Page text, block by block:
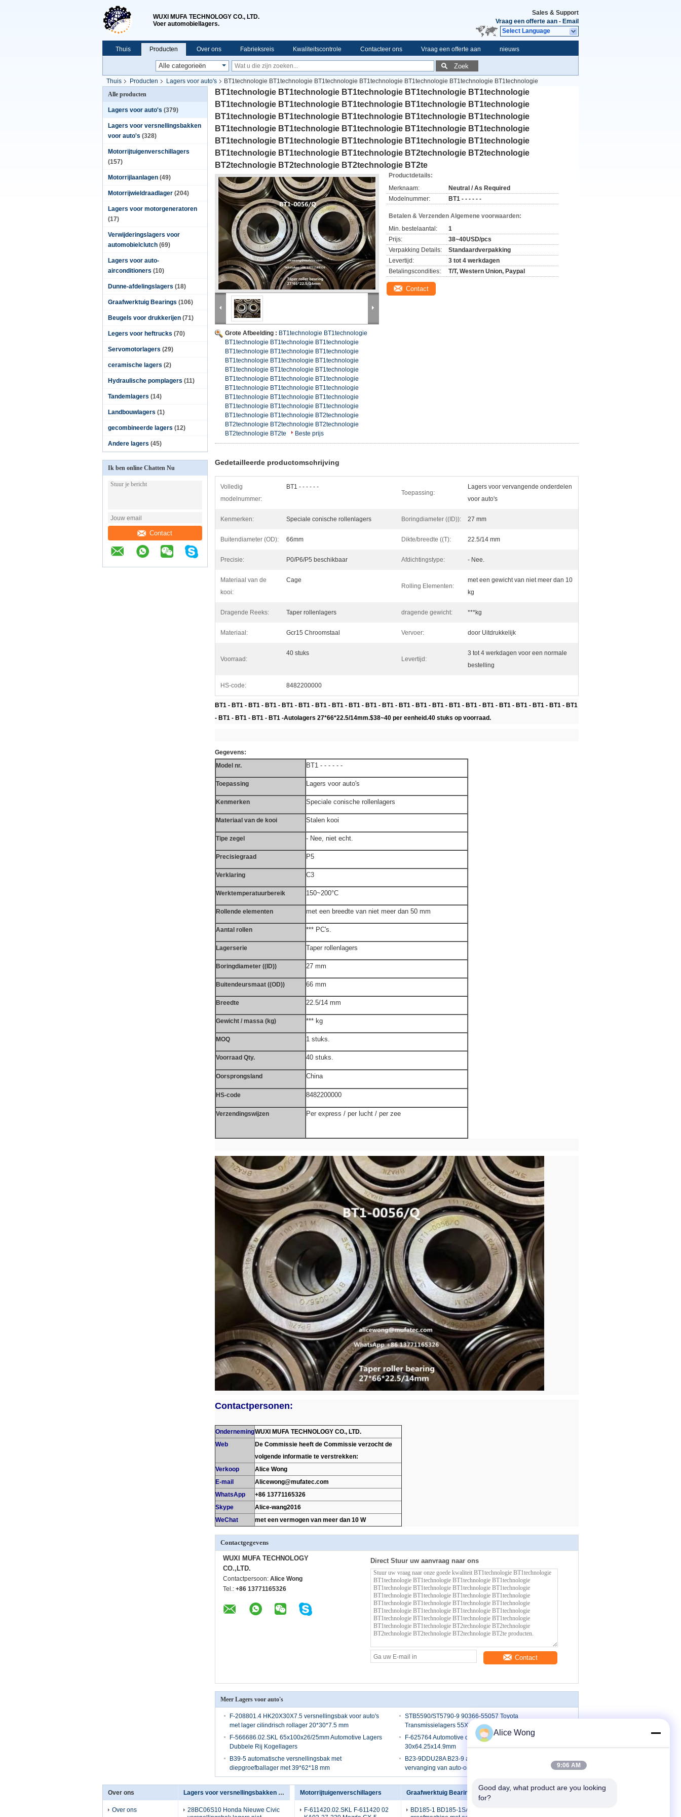
WUXI MUFA TECHNOLOGY CO., LTD.
Voer automobiellagers.
Sales & Support
Vraag een offerte aan - Email
Select Language
Thuis Producten Over ons Fabrieksreis Kwaliteitscontrole Contacteer ons Vraag een offerte aan nieuws
Zoek
Thuis Producten Lagers voor auto's
BT1technologie BT1technologie BT1technologie BT1technologie BT1technologie BT1technologie BT1technologie
BT1technologie BT1technologie BT1technologie BT1technologie BT1technologie BT1technologie BT1technologie BT1technologie BT1technologie BT1technologie
BT1technologie BT1technologie BT1technologie BT1technologie BT1technologie BT1technologie BT1technologie BT1technologie BT1technologie BT1technologie
BT1technologie BT2technologie BT2technologie BT2technologie BT2technologie BT2technologie BT2te
Alle producten
Lagers voor auto's (379)
Lagers voor versnellingsbakken
voor auto's (328)
Motorrijtuigenverschillagers
(157)
Motorrijlaanlagen (49)
Motorrijwieldraadlager (204)
Lagers voor motorgeneratoren
(17)
Verwijderingslagers voor
automobielclutch (69)
Lagers voor auto-
airconditioners (10)
Dunne-afdelingslagers (18)
Graafwerktuig Bearings (106)
Beugels voor drukkerijen (71)
Legers voor heftrucks (70)
Servomotorlagers (29)
ceramische lagers (2)
Hydraulische pomplagers (11)
Tandemlagers (14)
Landbouwlagers (1)
gecombineerde lagers (12)
Andere lagers (45)
Ik ben online Chatten Nu
Contact
BT1technologie BT1technologie BT1technologie BT1technologie BT1technologie
BT1technologie BT1technologie BT1technologie BT1technologie BT1technologie
BT1technologie BT1technologie BT1technologie BT1technologie BT1technologie
BT1technologie BT1technologie BT1technologie BT1technologie BT1technologie
BT1technologie BT1technologie BT1technologie BT1technologie BT1technologie
BT1technologie BT1technologie BT1technologie BT2technologie BT2technologie
BT2technologie BT2technologie BT2technologie BT2te
Grote Afbeelding : BT1technologie BT1technologie
BT1technologie BT1technologie BT1technologie
BT1technologie BT1technologie BT1technologie
BT1technologie BT1technologie BT1technologie
BT1technologie BT1technologie BT1technologie
BT1technologie BT1technologie BT1technologie
BT1technologie BT1technologie BT1technologie
BT1technologie BT1technologie BT1technologie
BT1technologie BT1technologie BT1technologie
BT1technologie BT1technologie BT2technologie
BT2technologie BT2technologie BT2technologie
BT2technologie BT2te
Beste prijs
Productdetails:
Merknaam:
Neutral / As Required
Modelnummer:
BT1 - - - - - -
Betalen & Verzenden Algemene voorwaarden:
Min. bestelaantal:
1
Prijs:
38~40USD/pcs
Verpakking Details:
Standaardverpakking
Levertijd:
3 tot 4 werkdagen
Betalingscondities:
T/T, Western Union, Paypal
Contact
Gedetailleerde productomschrijving
Volledig
modelnummer:
BT1 - - - - - -
Toepassing:
Lagers voor vervangende onderdelen
voor auto's
Kenmerken: Speciale conische rollenlagers Boringdiameter ((ID)): 27 mm
Buitendiameter (OD): 66mm Dikte/breedte ((T): 22.5/14 mm
Precisie: P0/P6/P5 beschikbaar Afdichtingstype: - Nee.
Materiaal van de
kooi:
Cage
Rolling Elementen:
met een gewicht van niet meer dan 10
kg
Dragende Reeks: Taper rollenlagers dragende gewicht: ***kg
Materiaal: Gcr15 Chroomstaal Vervoer: door Uitdrukkelijk
Voorraad:
40 stuks
Levertijd:
3 tot 4 werkdagen voor een normale
bestelling
HS-code: 8482200000
BT1 - BT1 - BT1 - BT1 - BT1 - BT1 - BT1 - BT1 - BT1 - BT1 - BT1 - BT1 - BT1 - BT1 - BT1 - BT1 - BT1 - BT1 - BT1 - BT1 - BT1 - BT1
- BT1 - BT1 - BT1 - BT1 -Autolagers 27*66*22.5/14mm.$38~40 per eenheid.40 stuks op voorraad.
Gegevens:
Model nr.
BT1 - - - - - -
Toepassing Lagers voor auto's
Kenmerken Speciale conische rollenlagers
Materiaal van de kooi Stalen kooi
Tipe zegel - Nee, niet echt.
Precisiegraad P5
Verklaring C3
Werktemperatuurbereik 150~200°C
Rollende elementen met een breedte van niet meer dan 50 mm
Aantal rollen *** PC's.
Lagerserie Taper rollenlagers
Boringdiameter ((ID)) 27 mm
Buitendeursmaat ((OD)) 66 mm
Breedte 22.5/14 mm
Gewicht / massa (kg) *** kg
MOQ 1 stuks.
Voorraad Qty. 40 stuks.
Oorsprongsland China
HS-code 8482200000
Verzendingswijzen Per express / per lucht / per zee
Contactpersonen:
OndernemingWUXI MUFA TECHNOLOGY CO., LTD.
Web
De Commissie heeft de Commissie verzocht de
volgende informatie te verstrekken:
Verkoop
Alice Wong
E-mail
Alicewong@mufatec.com
WhatsApp
+86 13771165326
Skype
Alice-wang2016
WeChat
met een vermogen van meer dan 10 W
Contactgegevens
WUXI MUFA TECHNOLOGY
CO.,LTD.
Contactpersoon: Alice Wong
Tel.: +86 13771165326
Direct Stuur uw aanvraag naar ons
Contact
Meer Lagers voor auto's
F-208801.4 HK20X30X7.5 versnellingsbak voor auto's
met lager cilindrisch rollager 20*30*7.5 mm
STB5590/ST5790-9 90366-55057 Toyota
Transmissielagers 55X90X23.5mm Inch Naaldlagers
F-566686.02.SKL 65x100x26/25mm Automotive Lagers
Dubbele Rij Kogellagers
F-625764 Automotive differentiële lagers
30x64.25x14.9mm
B39-5 automatische versnellingsbak met
diepgroefballager met 39*62*18 mm
B23-9DDU28A B23-9 autolagers kogellagers voor
vervanging van auto-onderdelen 23x42x7mm
Over ons
Over ons
Lagers voor versnellingsbakken voor auto's
28BC06S10 Honda Nieuwe Civic
Motorrijtuigenverschillagers
F-611420.02.SKL F-611420 02
Graafwerktuig Bearings
BD185-1 BD185-1SA
Contacteer ons
Alice Wong
9:06 AM
Good day, what product are you looking
for?